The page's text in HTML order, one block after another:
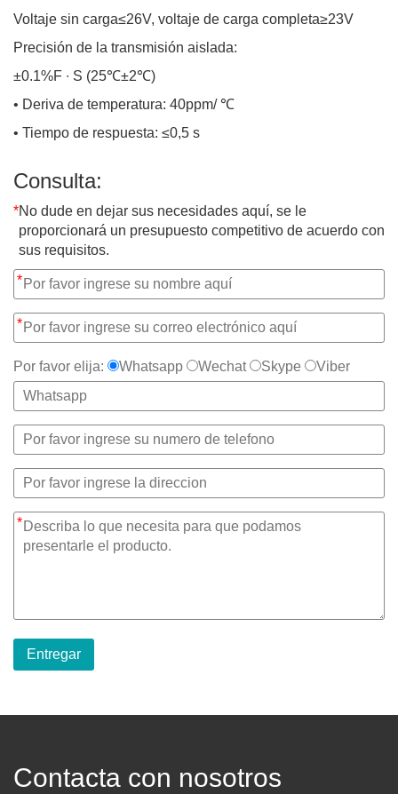
Voltaje sin carga≤26V, voltaje de carga completa≥23V
Precisión de la transmisión aislada:
±0.1%F ∙ S (25℃±2℃)
• Deriva de temperatura: 40ppm/ ℃
• Tiempo de respuesta: ≤0,5 s
Consulta:
*No dude en dejar sus necesidades aquí, se le
proporcionará un presupuesto competitivo de acuerdo con
sus requisitos.
*
*
Por favor elija: Whatsapp Wechat Skype Viber
*
Entregar
Contacta con nosotros